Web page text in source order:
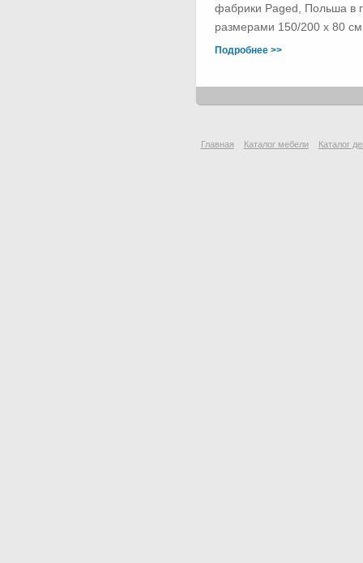
фабрики Paged, Польша в
размерами 150/200 х 80
Подробнее >>
Главная Каталог мебели Каталог